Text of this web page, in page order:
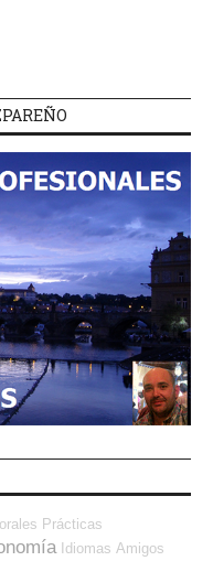
Prácticas
Idiomas Amigos